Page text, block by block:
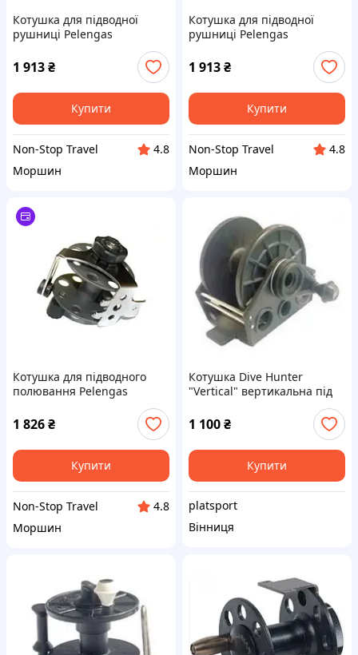
Котушка для підводної
рушниці Pelengas
алюмінієва з неіржавким
кронштейном 65 мм для
рушниці пеленгас
1 913₴
Купити
Non-Stop Travel
4.8
Моршин
Котушка для підводної
рушниці Pelengas
алюмінієва з неіржавким
кронштейном 65 мм
1 913₴
Купити
Non-Stop Travel
4.8
Моршин
Котушка для підводного
полювання Pelengas
алюмінієва з неіржавким
кронштейном 55 мм для
рушниці пеленгас
1 826₴
Купити
Non-Stop Travel
4.8
Моршин
Котушка Dive Hunter
"Vertical" вертикальна під
рушницю для підводного
полювання
1 100₴
Купити
platsport
Вінниця